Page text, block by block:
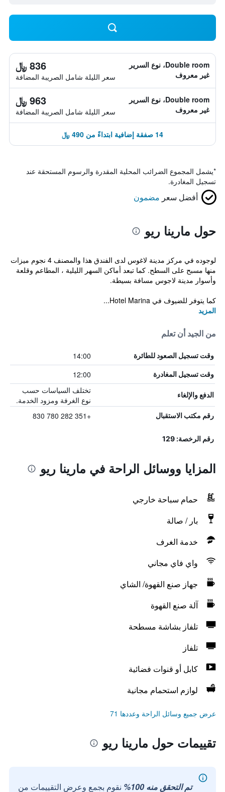
Double room، نوع السرير
غير معروف
836 ﷼
سعر الليلة شامل الصريبة المضافة
Double room، نوع السرير
غير معروف
963 ﷼
سعر الليلة شامل الصريبة المضافة
14 صفقة إضافية ابتداءً من 490 ﷼
*يشمل المجموع الضرائب المحلية المقدرة والرسوم المستحقة عند
تسجيل المغادرة.
أفضل سعر مضمون
حول مارينا ريو
لوجوده في مركز مدينة لاغوس لدى الفندق هذا والمصنف 4 نجوم ميزات
منها مسبح على السطح. كما تبعد أماكن السهر الليلية ، المطاعم وقلعة
وأسوار مدينة لاجوس مسافة بسيطة.
كما يتوفر للضيوف في Hotel Marina...
المزيد
من الجيد أن تعلم
وقت تسجيل الصعود للطائرة 14:00
وقت تسجيل المغادرة 12:00
الدفع والإلغاء
تختلف السياسات حسب
نوع الغرفة ومزود الخدمة.
رقم مكتب الاستقبال +351 282 780 830
رقم الرخصة: 129
المزايا ووسائل الراحة في مارينا ريو
حمام سباحة خارجي
بار / صالة
خدمة الغرف
واي فاي مجاني
جهاز صنع القهوة/ الشاي
آلة صنع القهوة
تلفاز بشاشة مسطحة
تلفاز
كابل أو قنوات فضائية
لوازم استحمام مجانية
عرض جميع وسائل الراحة وعددها 71
تقييمات حول مارينا ريو
تم التحقق منه 100% نقوم بجمع وعرض التقييمات من